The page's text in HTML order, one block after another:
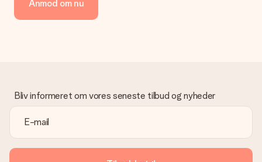
Anmod om nu
Bliv informeret om vores seneste tilbud og nyheder